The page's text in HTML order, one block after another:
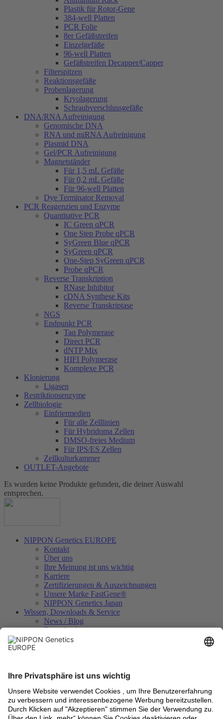
Plastik für Rotor-Gene
384-well Platten
PCR Folie
8er Gefäßstreifen
Einzelgefäße
96-well Platten
Gefäßstreifen Decapper/Capper
Filterspitzen
Reaktionsgefäße
Probenlagerung
Kryolagerung
Schraubverschlussgefäße
DNA/RNA Aufreinigung
Genomische DNA
RNA und miRNA Aufreinigung
Plasmid DNA
Gel/PCR Aufreinigung
Magnetständer
Für 1,5 mL Gefäße
Für 0,2 mL Gefäße
Für 96-well Platten
Dye Terminator Removal
PCR Reagenzien und Enzyme
Quantitative PCR
IC Green qPCR
One Step Probe qPCR
SyGreen Blue qPCR
SyGreen qPCR
One-Step SyGreen qPCR
Probe qPCR
Reverse Transkription
RNase Inhibitor
cDNA Synthese Kits
Reverse Transkriptase
NGS
Endpunkt PCR
Taq Polymerase
Direct PCR
dNTP Mix
HIFI Polymerase
Komplexe PCR
Klonierung
Ligasen
Restriktionsenzyme
Zellbiologie
Einfriermedien
Für alle Zelllinien
Für Hybridoma Zellen
DMSO-freies Medium
Für IPS/ES Zellen
Zellkulturkammer
OUTLET-Angebote
Es wurden keine Produkte gefunden, die deiner Auswahl
entsprechen.
NIPPON Genetics EUROPE
Kontakt
Über uns
Ihre Meinung ist uns wichtig
Karriere
Zertifizierungen & Auszeichnungen
Unsere Marke FastGene®
NIPPON Genetics Japan
Wissen, Downloads & Service
News / Blog
Downloads
Videos
Internationale Händler
Allgemeine Geschäftsbedingungen
Versandkosten
Rücknahme von Altgeräten